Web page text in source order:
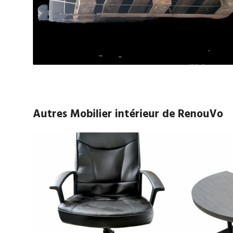
Autres Mobilier intérieur de RenouVo